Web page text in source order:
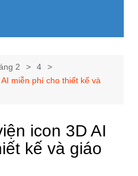
2
4
miễn phí cho thiết kế và
icon 3D AI
kế và giáo